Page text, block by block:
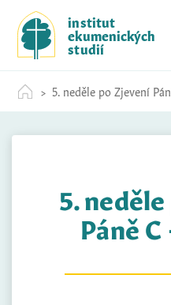
c
institut
ekumenických
studií
5. neděle po Zjevení
5.
Páně C